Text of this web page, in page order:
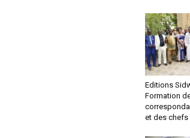
Editions
Formation
et des chefs